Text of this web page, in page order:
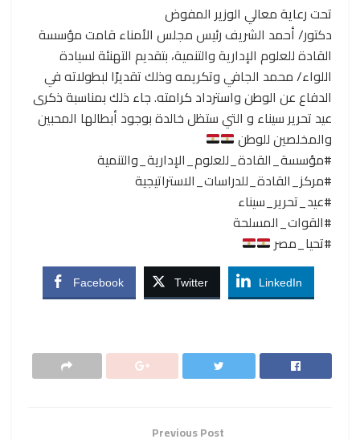
تحت رعاية معالي الوزير المفوض
دكتور/ أحمد الشريف رئيس مجلس الأمناء قامت مؤسسة
القادة للعلوم الإدارية والتنمية، بتقديم التهنئة لسيادة
اللواء/ محمد الجافي وتكريمه وذلك تقديرًا لبطولاته في
الدفاع عن الوطن واسترداد كرامته. جاء ذلك بمناسبة ذكرى
عيد تحرير سيناء و التي ستظل خالدة بوجود أبطالها المحبين
والمخلصين للوطن
#مؤسسة_القادة_للعلوم_الإدارية_والتنمية
#مركز_القادة_للدراسات_الاستراتيجية
#عيد_تحرير_سيناء
#القوات_المسلحة
#تحيا_مصر
Facebook Twitter LinkedIn
Previous Post